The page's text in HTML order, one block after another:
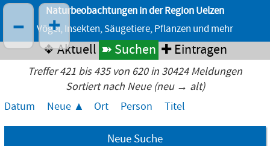
Naturbeobachtungen in der Region Uelzen
Vögel, Insekten, Säugetiere, Pflanzen und mehr
❖ Aktuell ➽ Suchen ✚ Eintragen
Treffer 421 bis 435 von 620 in 30424 Meldungen
Sortiert nach Neue (neu → alt)
Datum
Neue Ort Person Titel
Neue Suche
– +